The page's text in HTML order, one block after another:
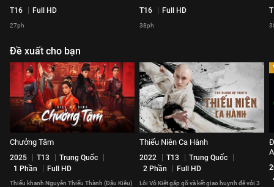
T16 Full HD
27ph
T16 Full HD
38ph
Đề xuất cho bạn
Chưởng Tâm
2025 T13
Trung Quốc
1 Phần
Full HD
Thiếu khanh Nguyên Thiếu Thành (Đậu Kiêu)
Thiếu Niên Ca Hành
2022 T13
Trung Quốc
2 Phần
Full HD
Lôi Vô Kiệt gặp gỡ và kết giao huynh đệ với 3